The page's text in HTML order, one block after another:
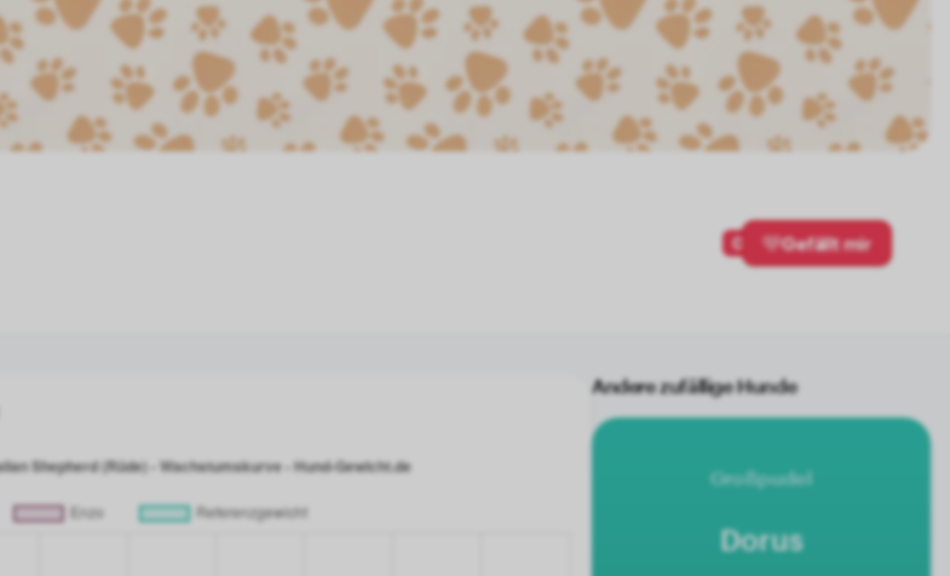
0 Gefällt mir
Andere zufällige Hunde
Großpudel
Dorus